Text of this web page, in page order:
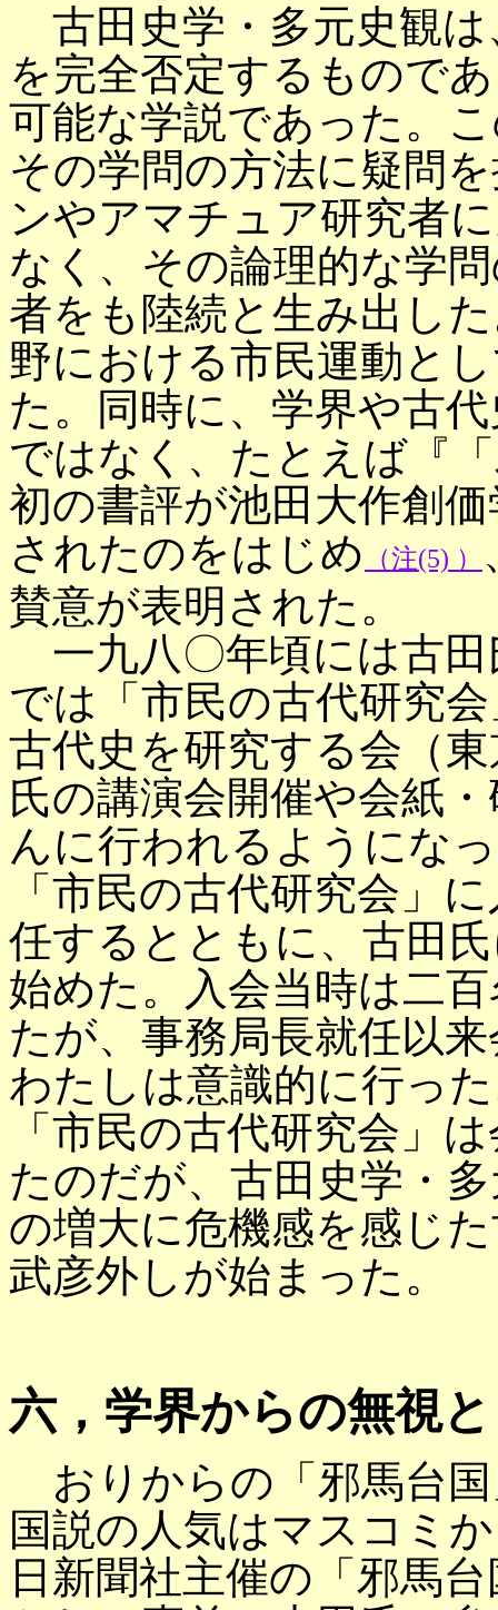
古田史学・多元史観は
を完全否定するもので
可能な学説であった。
その学問の方法に疑問
ンやアマチュア研究者
なく、その論理的な学
者をも陸続と生み出し
野における市民運動と
た。同時に、学界や古
ではなく、たとえば『
初の書評が池田大作創
されたのをはじめ
（注(5) ）
賛意が表明された。
一九八〇年頃には古田
では「市民の古代研究
古代史を研究する会（
氏の講演会開催や会紙
んに行われるようにな
「市民の古代研究会」
任するとともに、古田
始めた。入会当時は二
たが、事務局長就任以
わたしは意識的に行っ
「市民の古代研究会」
たのだが、古田史学・
の増大に危機感を感じ
武彦外しが始まった。
六，学界からの無視
おりからの「邪馬台
国説の人気はマスコミ
日新聞社主催の「邪馬